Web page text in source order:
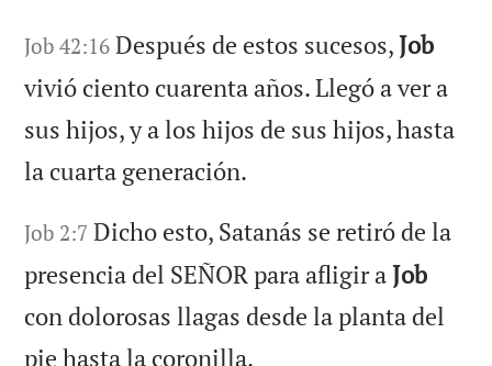
Job 42:16 Después de estos sucesos,Job
vivió ciento cuarenta años. Llegó a ver a
sus hijos, y a los hijos de sus hijos, hasta
la cuarta generación.
Job 2:7 Dicho esto, Satanás se retiró de la
presencia del SEÑOR para afligir aJob
con dolorosas llagas desde la planta del
pie hasta la coronilla.